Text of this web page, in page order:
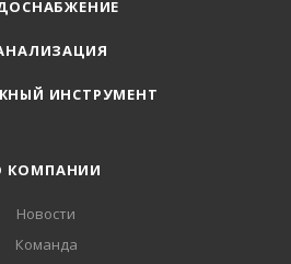
ИНСТРУМЕНТ
КОМПАНИИ
Новости
Команда